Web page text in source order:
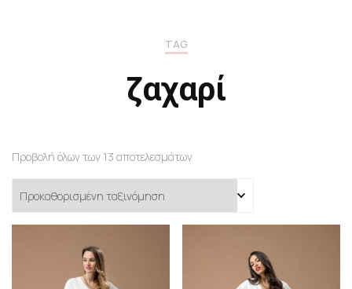
TAG
ζαχαρί
Προβολή όλων των 13 αποτελεσμάτων